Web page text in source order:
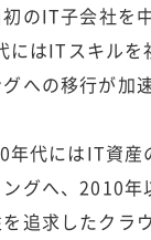
のIT子会社を
にはITスキルを
への移行が加速
代にはIT資産
グへ、2010年
追求したクラ